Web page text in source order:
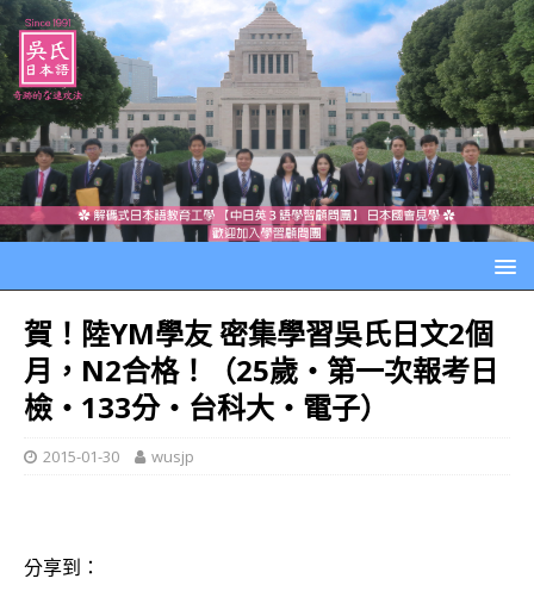
賀！陸YM學友 密集學習吳氏日文2個
月，N2合格！（25歲‧第一次報考日
檢‧133分‧台科大‧電子）
2015-01-30 wusjp
分享到：